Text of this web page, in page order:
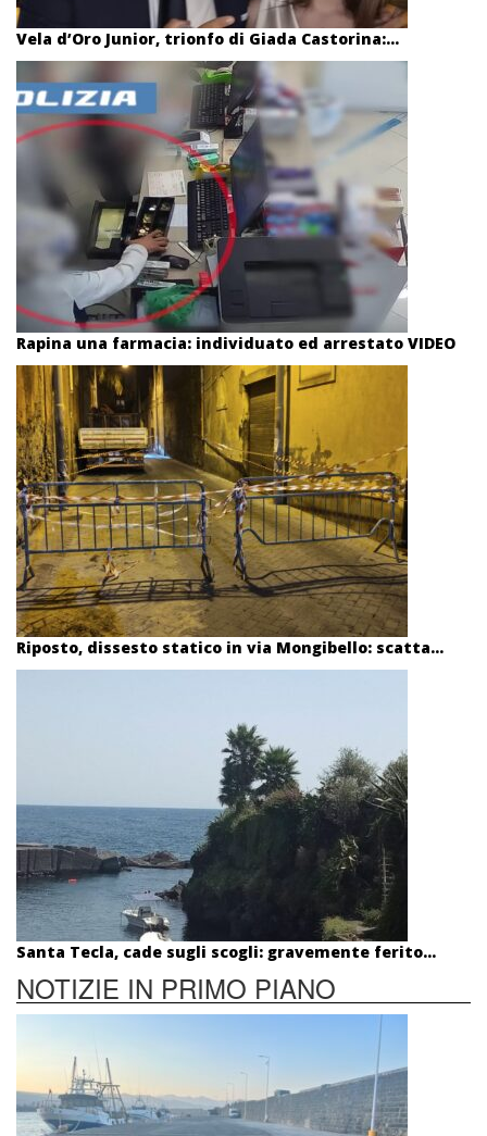
Vela d’Oro Junior, trionfo di Giada Castorina:...
Rapina una farmacia: individuato ed arrestato VIDEO
Riposto, dissesto statico in via Mongibello: scatta...
Santa Tecla, cade sugli scogli: gravemente ferito...
NOTIZIE IN PRIMO PIANO